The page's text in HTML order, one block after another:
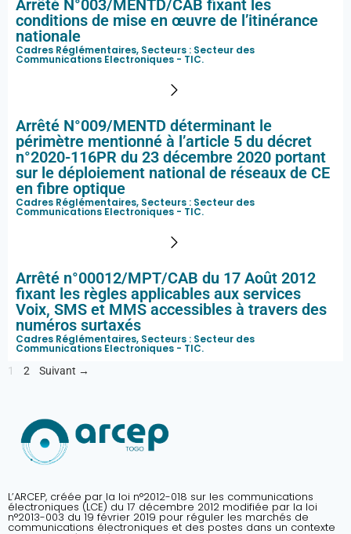
Arrêté N°003/MENTD/CAB fixant les
conditions de mise en œuvre de l’itinérance
nationale
Cadres Réglémentaires, Secteurs : Secteur des
Communications Electroniques - TIC.
Arrêté N°009/MENTD déterminant le
périmètre mentionné à l’article 5 du décret
n°2020-116PR du 23 décembre 2020 portant
sur le déploiement national de réseaux de CE
en fibre optique
Cadres Réglémentaires, Secteurs : Secteur des
Communications Electroniques - TIC.
Arrêté n°00012/MPT/CAB du 17 Août 2012
fixant les règles applicables aux services
Voix, SMS et MMS accessibles à travers des
numéros surtaxés
Cadres Réglémentaires, Secteurs : Secteur des
Communications Electroniques - TIC.
1 2 Suivant →
L’ARCEP, créée par la loi n°2012-018 sur les communications
électroniques (LCE) du 17 décembre 2012 modifiée par la loi
n°2013-003 du 19 février 2019 pour réguler les marchés de
communications électroniques et des postes dans un contexte